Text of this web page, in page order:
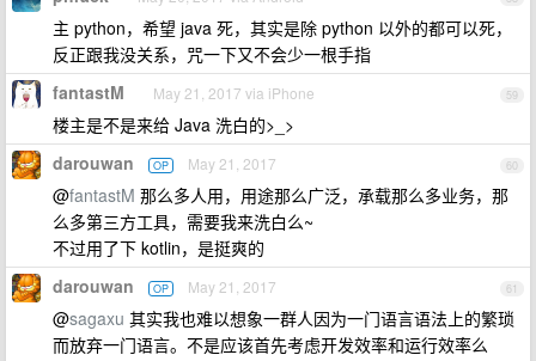
主 python，希望 java 死，其实是除 python 以外的都可以死，
反正跟我没关系，咒一下又不会少一根手指
59
fantastM May 21, 2017 via iPhone
楼主是不是来给 Java 洗白的>_>
60
darouwan OP May 21, 2017
@fantastM 那么多人用，用途那么广泛，承载那么多业务，那
么多第三方工具，需要我来洗白么~
不过用了下 kotlin，是挺爽的
61
darouwan OP May 21, 2017
@sagaxu 其实我也难以想象一群人因为一门语言语法上的繁琐
而放弃一门语言。不是应该首先考虑开发效率和运行效率么